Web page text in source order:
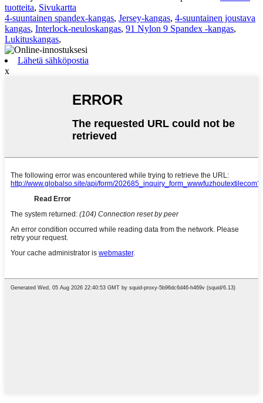
tuotteita, Sivukartta
4-suuntainen spandex-kangas, Jersey-kangas, 4-suuntainen joustava
kangas, Interlock-neuloskangas, 91 Nylon 9 Spandex -kangas,
Lukituskangas,
Lähetä sähköpostia
x